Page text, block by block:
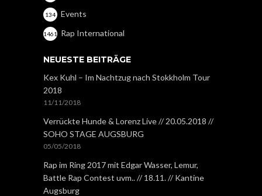
Events
134
Rap International
1461
NEUESTE BEITRÄGE
Kex Kuhl – Im Nachtzug nach Stokkholm Tour
2018
11/11/2018
Verrückte Hunde & Lorenz Live // 20.05.2018 //
SOHO STAGE AUGSBURG
05/05/2018
Rap im Ring 2017 mit Edgar Wasser, Lemur,
Battle Rap Contest uvm.. // 18.11. // Kantine
Augsburg